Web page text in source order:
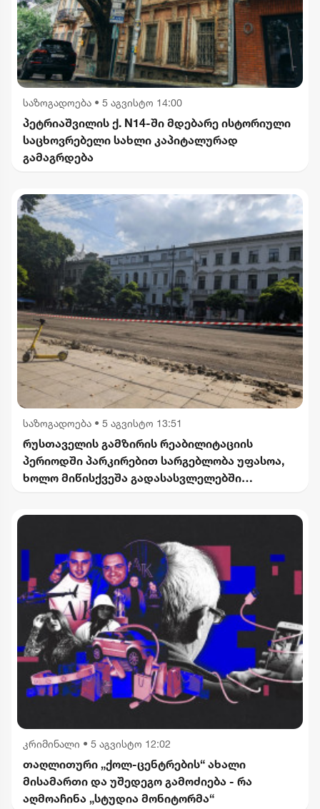
საზოგადოება • 5 აგვისტო 14:00
პეტრიაშვილის ქ. N14-ში მდებარე ისტორიული
საცხოვრებელი სახლი კაპიტალურად
გამაგრდება
საზოგადოება • 5 აგვისტო 13:51
რუსთაველის გამზირის რეაბილიტაციის
პერიოდში პარკირებით სარგებლობა უფასოა,
ხოლო მიწისქვეშა გადასასვლელებში
გათავისუფლდებიან გადასახადებისგან
კრიმინალი • 5 აგვისტო 12:02
თაღლითური „ქოლ-ცენტრების“ ახალი
მისამართი და უშედეგო გამოძიება - რა
აღმოაჩინა „სტუდია მონიტორმა“